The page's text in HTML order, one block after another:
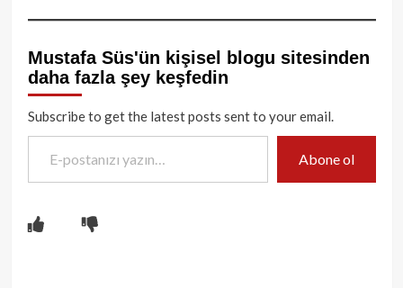
Mustafa Süs'ün kişisel blogu sitesinden
daha fazla şey keşfedin
Subscribe to get the latest posts sent to your email.
E-postanızı yazın…
Abone ol